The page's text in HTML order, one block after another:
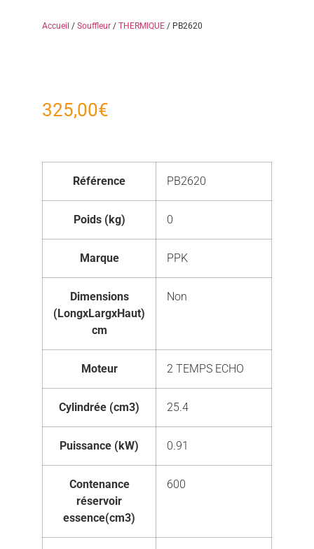
Accueil / Souffleur / THERMIQUE / PB2620
325,00€
Référence PB2620
Poids (kg) 0
Marque PPK
Dimensions
(LongxLargxHaut)
cm
Non
Moteur 2 TEMPS ECHO
Cylindrée (cm3) 25.4
Puissance (kW) 0.91
Contenance
réservoir
essence(cm3)
600